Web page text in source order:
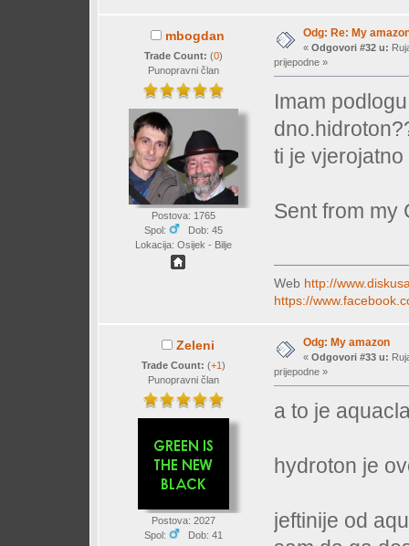
mbogdan
Trade Count: (0)
Punopravni član
Postova: 1765
Spol:
Dob: 45
Lokacija: Osijek - Bilje
Odg: Re: My
« Odgovori #32 u:
prijepodne »
Imam
ti je
Sent from my
Web http://
https://
Zeleni
Trade Count: (+1)
Punopravni član
Postova: 2027
Spol:
Dob: 41
Odg: My amazon
« Odgovori #33 u:
prijepodne »
a to je
hydroton je
jeftinije od